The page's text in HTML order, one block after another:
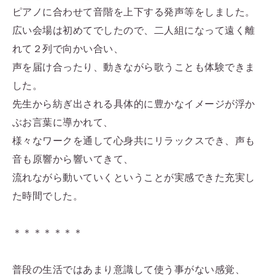
ピアノに合わせて音階を上下する発声等をしました。
広い会場は初めてでしたので、二人組になって遠く離
れて２列で向かい合い、
声を届け合ったり、動きながら歌うことも体験できま
した。
先生から紡ぎ出される具体的に豊かなイメージが浮か
ぶお言葉に導かれて、
様々なワークを通して心身共にリラックスでき、声も
音も原響から響いてきて、
流れながら動いていくということが実感できた充実し
た時間でした。
＊＊＊＊＊＊＊
普段の生活ではあまり意識して使う事がない感覚、